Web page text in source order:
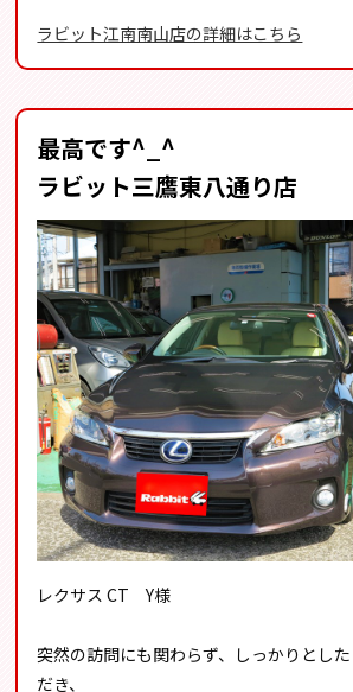
ラビット江南南山店の詳細はこちら
最高です^_^
ラビット三鷹東八通り店
レクサス CT Y様
突然の訪問にも関わらず、しっかりとし
だき、